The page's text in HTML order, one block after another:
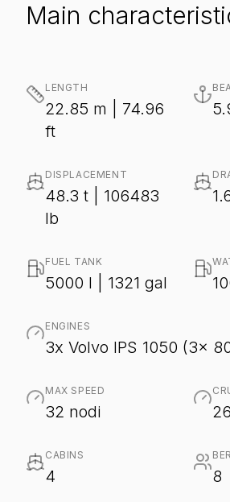
Main
LENGTH
22.85 m | 74.96
ft
DISPLACEMENT
48.3 t | 106483
lb
FUEL TANK
5000 l | 1321 gal
ENGINES
3x Volvo IPS 1050 (3x
MAX SPEED
32 nodi
CABINS
4 8